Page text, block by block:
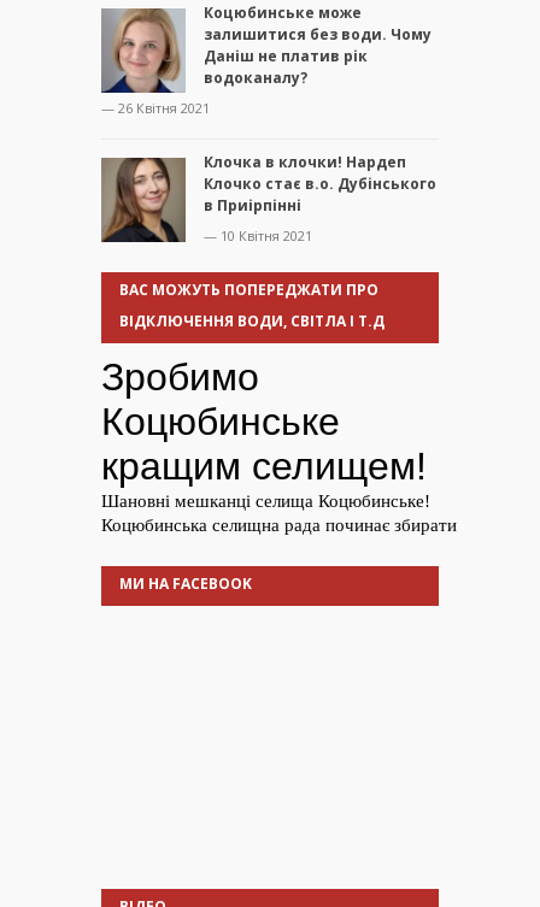
Коцюбинське може
залишитися без води. Чому
Даніш не платив рік
водоканалу?
— 26 Квітня 2021
Клочка в клочки! Нардеп
Клочко стає в.о. Дубінського
в Приірпінні
— 10 Квітня 2021
ВАС МОЖУТЬ ПОПЕРЕДЖАТИ ПРО
ВІДКЛЮЧЕННЯ ВОДИ, СВІТЛА І Т.Д
МИ НА FACEBOOK